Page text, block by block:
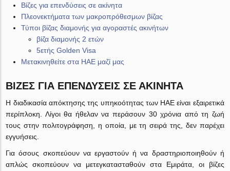
Βίζες για επενδύσεις σε ακίνητα
Πλεονεκτήματα των μακροπρόθεσμων βίζας
Τύποι βίζας διαμονής για αγοραστές ακινήτων
βίζα διαμονής 2 ετών
5ετής Golden Visa
Μετακινηθείτε στα ΗΑΕ μαζί μας
ΒΊΖΕΣ ΓΙΑ ΕΠΕΝΔΎΣΕΙΣ ΣΕ ΑΚΊΝΗΤΑ
Η διαδικασία απόκτησης της υπηκοότητας των ΗΑΕ είναι εξαιρετικά
περίπλοκη. Λίγοι θα ήθελαν να περάσουν 30 χρόνια από τη ζωή
τους στην πολιτογράφηση, η οποία, με τη σειρά της, δεν παρέχει
εγγυήσεις.
Για όσους σκοπεύουν να εργαστούν ή να δραστηριοποιηθούν ή
απλώς σκοπεύουν να μετεγκατασταθούν στα Εμιράτα, οι βίζες